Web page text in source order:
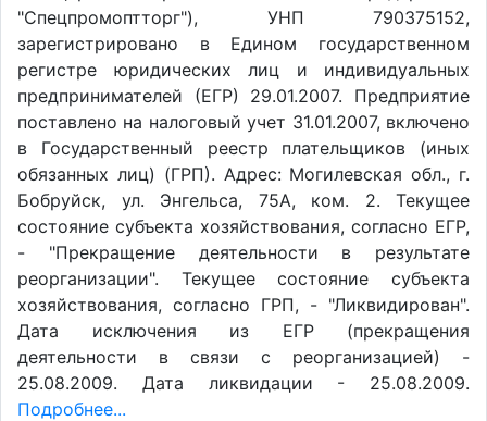
"Спецпромоптторг"), УНП 790375152,
зарегистрировано в Едином государственном
регистре юридических лиц и индивидуальных
предпринимателей (ЕГР) 29.01.2007. Предприятие
поставлено на налоговый учет 31.01.2007, включено
в Государственный реестр плательщиков (иных
обязанных лиц) (ГРП). Адрес: Могилевская обл., г.
Бобруйск, ул. Энгельса, 75А, ком. 2. Текущее
состояние субъекта хозяйствования, согласно ЕГР,
- "Прекращение деятельности в результате
реорганизации". Текущее состояние субъекта
хозяйствования, согласно ГРП, - "Ликвидирован".
Дата исключения из ЕГР (прекращения
деятельности в связи с реорганизацией) -
25.08.2009. Дата ликвидации - 25.08.2009.
Подробнее...